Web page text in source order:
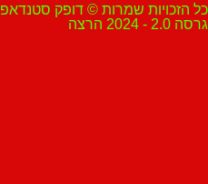
שמרות © דופק סטנדאפ ובידור 2014-2024.